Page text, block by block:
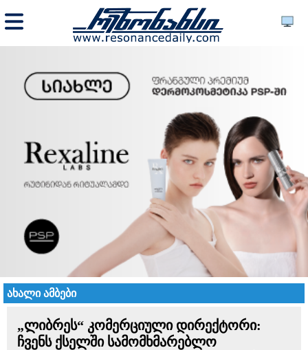
ახალი ამბები
„ლიბრეს“ კომერციული დირექტორი:
ჩვენს ქსელში სამომხმარებლო